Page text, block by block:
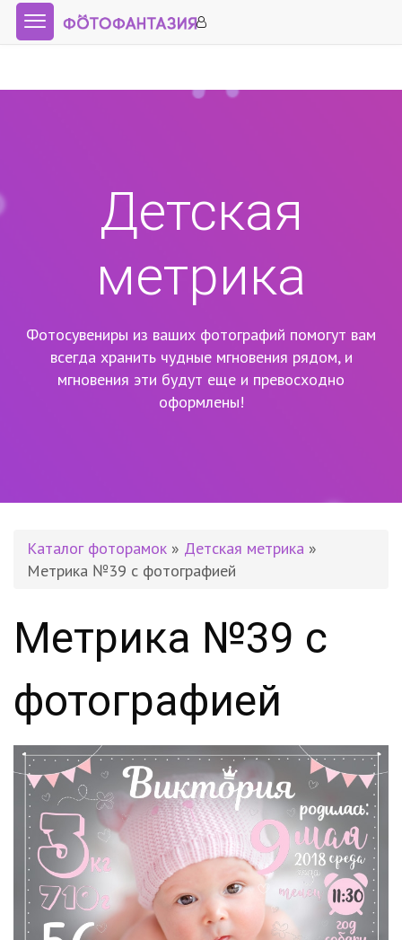
Детская
метрика
Фотосувениры из ваших фотографий помогут вам
всегда хранить чудные мгновения рядом, и
мгновения эти будут еще и превосходно
оформлены!
Каталог фоторамок » Детская метрика »
Метрика №39 с фотографией
Метрика №39 с
фотографией